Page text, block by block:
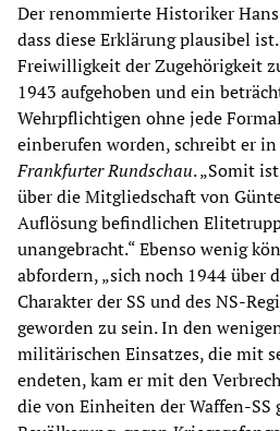
Der renommierte Historiker
dass diese Erklärung plausibel
Freiwilligkeit der Zugehörigkeit
1943 aufgehoben und ein
Wehrpflichtigen ohne jede
einberufen worden, schreibt er
Frankfurter Rundschau. „Somit
über die Mitgliedschaft von
Auflösung befindlichen
unangebracht.“ Ebenso wenig
abfordern, „sich noch 1944 über
Charakter der SS und des NS-
geworden zu sein. In den
militärischen Einsatzes, die mit
endeten, kam er mit den
die von Einheiten der Waffen-SS